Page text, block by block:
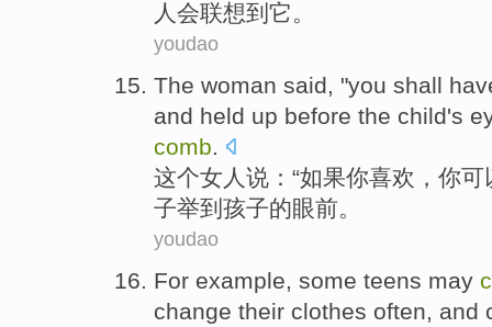
人 会联想到 它。
youdao
The woman said, "you shall
and held up before the child's
comb.
这个女人 说 ：“如果你喜欢 ，你可
子举到 孩子的眼前。
youdao
For example, some teens may
change their clothes often, and